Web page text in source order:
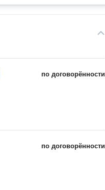
по договорённости
по договорённости